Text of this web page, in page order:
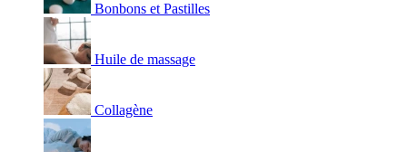
Bonbons et Pastilles
Huile de massage
Collagène